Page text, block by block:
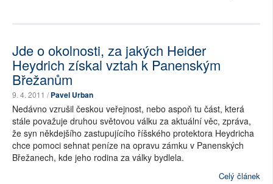
Jde o okolnosti, za jakých Heider
Heydrich získal vztah k Panenským
Břežanům
9. 4. 2011 /Pavel Urban
Nedávno vzrušil českou veřejnost, nebo aspoň tu část, která
stále považuje druhou světovou válku za aktuální věc, zpráva,
že syn někdejšího zastupujícího říšského protektora Heydricha
chce pomoci sehnat peníze na opravu zámku v Panenských
Břežanech, kde jeho rodina za války bydlela.
Celý článek